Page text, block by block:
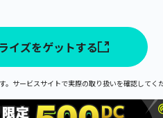
イズをゲットする
サービスサイトで実際の取り扱いを確認してくだ